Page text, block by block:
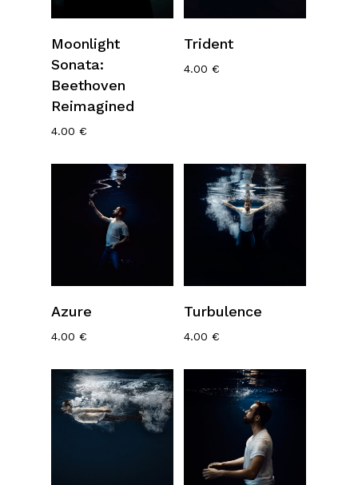
Panier
Moonlight
Sonata:
Beethoven
Reimagined
4.00 €
Trident
4.00 €
Azure
4.00 €
Turbulence
4.00 €